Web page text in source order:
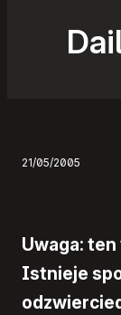
21/05/2005
Uwaga:
Istnieje